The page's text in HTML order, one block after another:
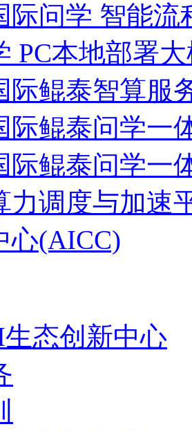
际问学 智能流
PC本地部署
际鲲泰智算服
际鲲泰问学一
际鲲泰问学一
力调度与加速
心(AICC)
生态创新中心